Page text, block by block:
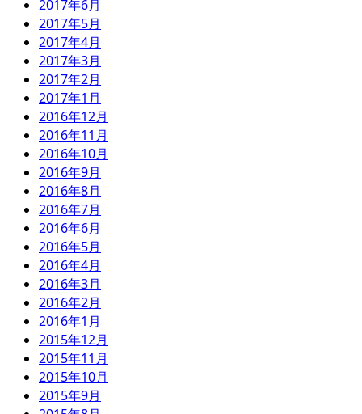
2017年6月
2017年5月
2017年4月
2017年3月
2017年2月
2017年1月
2016年12月
2016年11月
2016年10月
2016年9月
2016年8月
2016年7月
2016年6月
2016年5月
2016年4月
2016年3月
2016年2月
2016年1月
2015年12月
2015年11月
2015年10月
2015年9月